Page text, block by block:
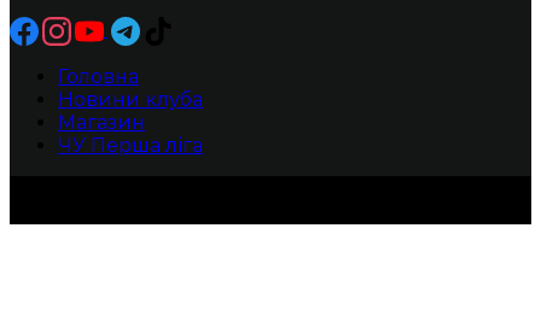
Головна
Новини клуба
Магазин
ЧУ Перша ліга